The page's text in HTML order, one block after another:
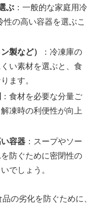
ぶ ：一般的な家庭用冷
の高い容器を選ぶこ
製など）
：冷凍庫の
い素材を選ぶと、食
ます。
：食材を必要な分量ご
凍時の利便性が向上
容器 ：スープやソー
防ぐために密閉性の
でしょう。
の劣化を防ぐために、